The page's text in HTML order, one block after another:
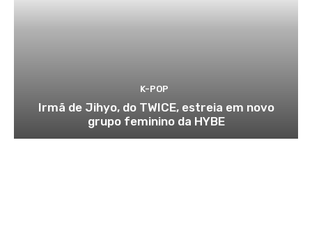
K-POP
Irmã de Jihyo, do TWICE, estreia em novo
grupo feminino da HYBE